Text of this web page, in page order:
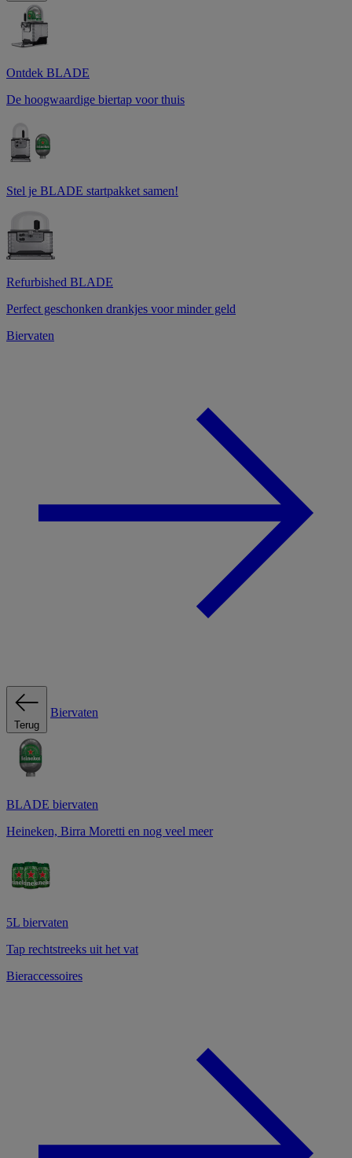
Ontdek BLADE
De hoogwaardige biertap voor thuis
Stel je BLADE startpakket samen!
Refurbished BLADE
Perfect geschonken drankjes voor minder geld
Biervaten
Terug
Biervaten
BLADE biervaten
Heineken, Birra Moretti en nog veel meer
5L biervaten
Tap rechtstreeks uit het vat
Bieraccessoires